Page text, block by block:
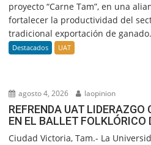
proyecto “Carne Tam”, en una
fortalecer la productividad del
tradicional exportación de
Destacados UAT
agosto 4, 2026 laopinion
REFRENDA UAT
EN EL BALLET FOLKLÓRICO
Ciudad Victoria, Tam.- La